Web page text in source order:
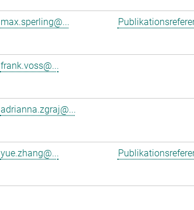
max.sperling@...
frank.voss@...
adrianna.zgraj@...
yue.zhang@...